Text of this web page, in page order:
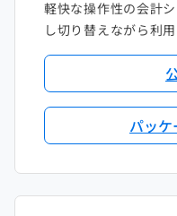
軽快な操作性の会計
し切り替えながら利用
パッ